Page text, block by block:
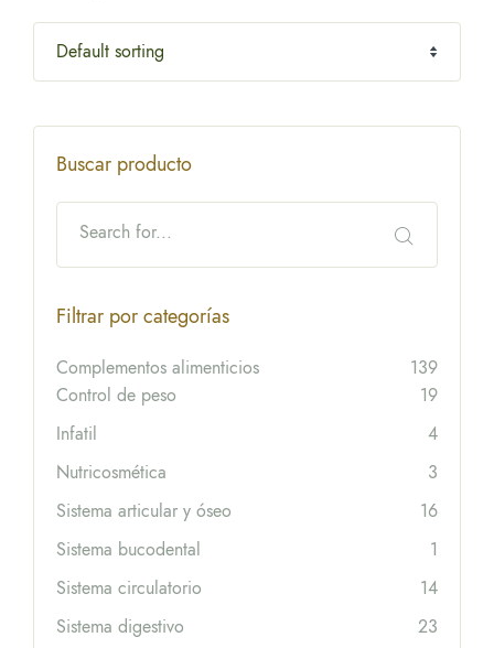
Buscar producto
Filtrar por categorías
Complementos alimenticios
139
Control de peso
19
Infatil
4
Nutricosmética
3
Sistema articular y óseo
16
Sistema bucodental
1
Sistema circulatorio
14
Sistema digestivo
23